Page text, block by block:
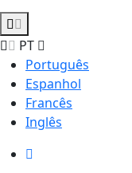
PT
Português
Espanhol
Francês
Inglês